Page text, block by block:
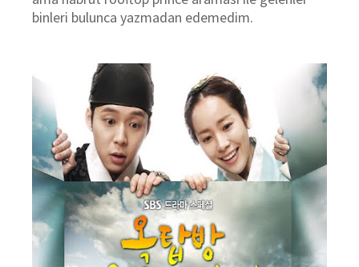
binleri bulunca yazmadan edemedim.